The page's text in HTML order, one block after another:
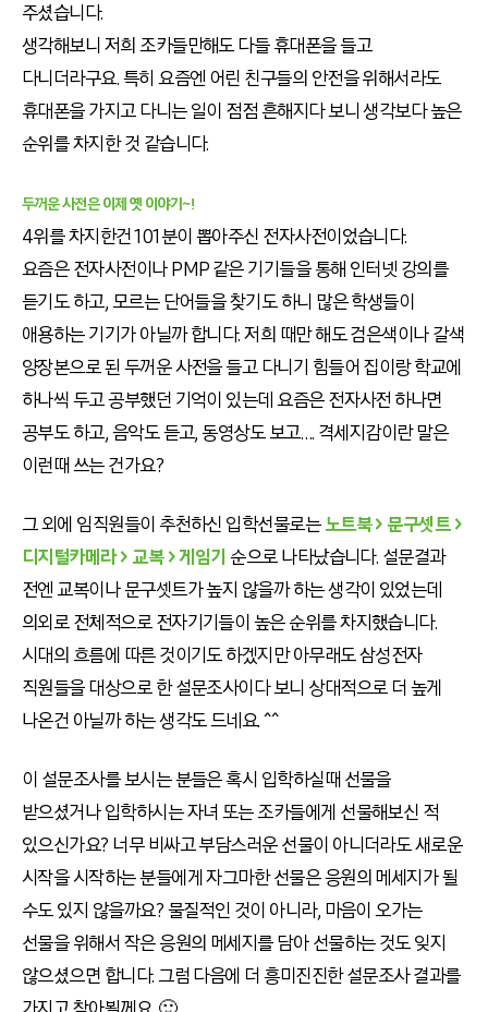
주셨습니다.
생각해보니 저희 조카들만해도 다들 휴대폰을 들고
다니더라구요. 특히 요즘엔 어린 친구들의 안전을 위해서라도
휴대폰을 가지고 다니는 일이 점점 흔해지다 보니 생각보다 높은
순위를 차지한 것 같습니다.
두꺼운 사전은 이제 옛 이야기~!
4위를 차지한건 101분이 뽑아주신 전자사전이었습니다.
요즘은 전자사전이나 PMP 같은 기기들을 통해 인터넷 강의를
듣기도 하고, 모르는 단어들을 찾기도 하니 많은 학생들이
애용하는 기기가 아닐까 합니다. 저희 때만 해도 검은색이나 갈색
양장본으로 된 두꺼운 사전을 들고 다니기 힘들어 집이랑 학교에
하나씩 두고 공부했던 기억이 있는데 요즘은 전자사전 하나면
공부도 하고, 음악도 듣고, 동영상도 보고…. 격세지감이란 말은
이런때 쓰는 건가요?
그 외에 임직원들이 추천하신 입학선물로는노트북 > 문구셋트 >
디지털카메라 > 교복 > 게임기순으로 나타났습니다. 설문결과
전엔 교복이나 문구셋트가 높지 않을까 하는 생각이 있었는데
의외로 전체적으로 전자기기들이 높은 순위를 차지했습니다.
시대의 흐름에 따른 것이기도 하겠지만 아무래도 삼성전자
직원들을 대상으로 한 설문조사이다 보니 상대적으로 더 높게
나온건 아닐까 하는 생각도 드네요. ^^
이 설문조사를 보시는 분들은 혹시 입학하실때 선물을
받으셨거나 입학하시는 자녀 또는 조카들에게 선물해보신 적
있으신가요? 너무 비싸고 부담스러운 선물이 아니더라도 새로운
시작을 시작하는 분들에게 자그마한 선물은 응원의 메세지가 될
수도 있지 않을까요? 물질적인 것이 아니라, 마음이 오가는
선물을 위해서 작은 응원의 메세지를 담아 선물하는 것도 잊지
않으셨으면 합니다. 그럼 다음에 더 흥미진진한 설문조사 결과를